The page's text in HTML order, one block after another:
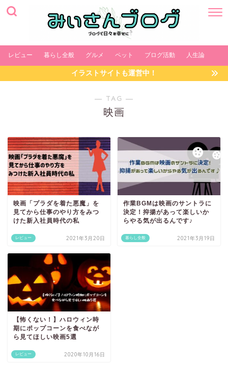
レビュー 暮らし全般 グルメ ペット ブログ活動 人生論
イラストサイトも運営中！
― TAG ―
映画
レビュー
映画「プラダを着た悪魔」を
見てから仕事のやり方をみつ
けた新入社員時代の私
2021年3月20日 暮らし全般
作業BGMは映画のサントラに
決定！抑揚があって楽しいか
らやる気が出るんです♪
2021年3月19日
レビュー
【怖くない！】ハロウィン時
期にポップコーンを食べなが
ら見てほしい映画5選
2020年10月16日